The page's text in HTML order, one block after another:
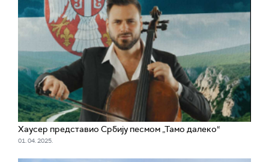
Хаусер представио Србију песмом „Тамо далеко“
01. 04. 2025.